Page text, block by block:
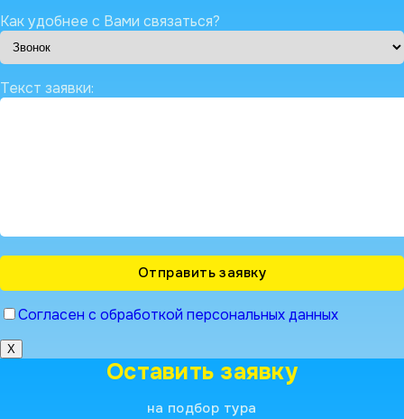
Как удобнее с Вами связаться?
Текст заявки:
Согласен с обработкой персональных данных
X
Оставить заявку
на подбор тура